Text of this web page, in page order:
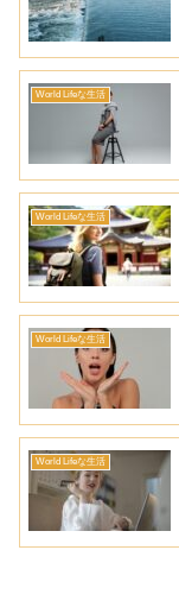
World Lifeな生活
World Lifeな生活
World Lifeな生活
World Lifeな生活